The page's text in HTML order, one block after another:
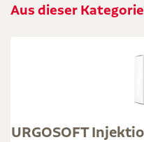
Aus dieser Kategorie